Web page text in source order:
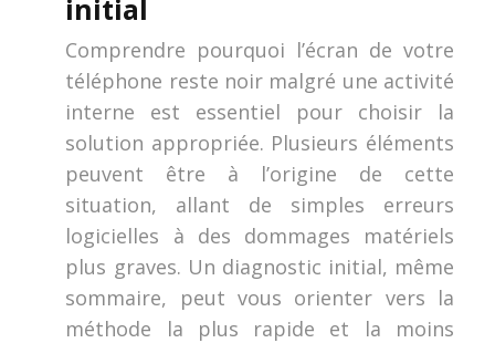
initial
Comprendre pourquoi l’écran de votre
téléphone reste noir malgré une activité
interne est essentiel pour choisir la
solution appropriée. Plusieurs éléments
peuvent être à l’origine de cette
situation, allant de simples erreurs
logicielles à des dommages matériels
plus graves. Un diagnostic initial, même
sommaire, peut vous orienter vers la
méthode la plus rapide et la moins